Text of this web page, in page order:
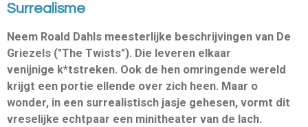
Surrealisme
Neem Roald Dahls meesterlijke beschrijvingen van De
Griezels ("The Twists"). Die leveren elkaar
venijnige k*tstreken. Ook de hen omringende wereld
krijgt een portie ellende over zich heen. Maar o
wonder, in een surrealistisch jasje gehesen, vormt dit
vreselijke echtpaar een minitheater van de lach.